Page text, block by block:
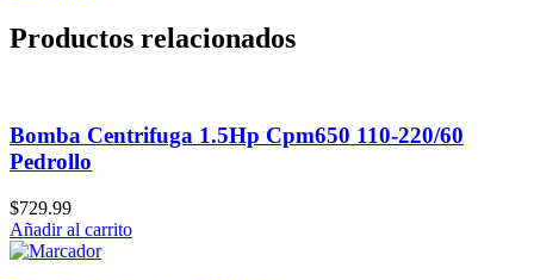
Productos relacionados
Bomba Centrifuga 1.5Hp Cpm650 110-220/60
Pedrollo
$729.99
Añadir al carrito